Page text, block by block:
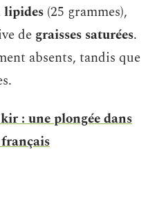
lipides (25 grammes),
de graisses saturées.
absents, tandis que
: une plongée dans